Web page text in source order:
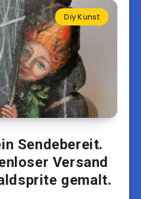
Diy Kunst
Sendebereit.
Versand
gemalt.